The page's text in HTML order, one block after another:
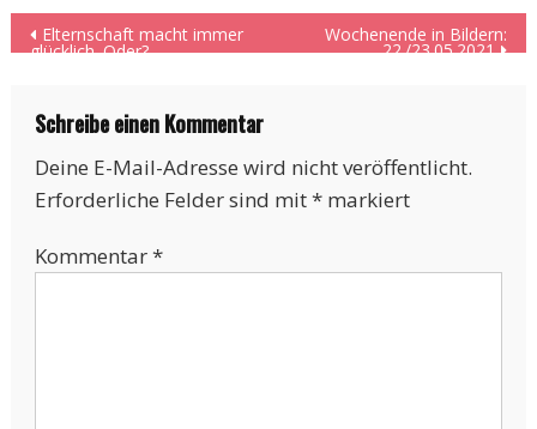
Beitragsnavigation
Elternschaft macht immer
glücklich. Oder?
Wochenende in Bildern:
22./23.05.2021
Schreibe einen Kommentar
Deine E-Mail-Adresse wird nicht veröffentlicht.
Erforderliche Felder sind mit*markiert
Kommentar*